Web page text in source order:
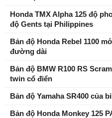
Honda TMX Alpha 125 độ
độ Gents tại Philippines
Bản độ Honda Rebel 1100
đường dài
Bản độ BMW R100 RS
twin cổ điển
Bản độ Yamaha SR400 của
Bản độ Honda Monkey 125